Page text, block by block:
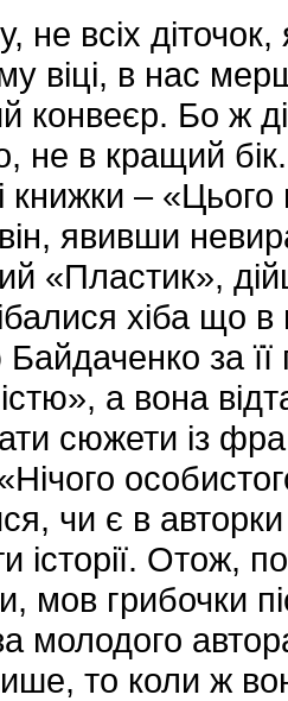
не всіх
віці, в нас
конвеєр. Бо ж
не в кращий
книжки –
явивши
«Пластик»,
хіба що в
за
а вона
сюжети із
чи є в
історії. Отож,
мов грибочки
молодого
то коли ж